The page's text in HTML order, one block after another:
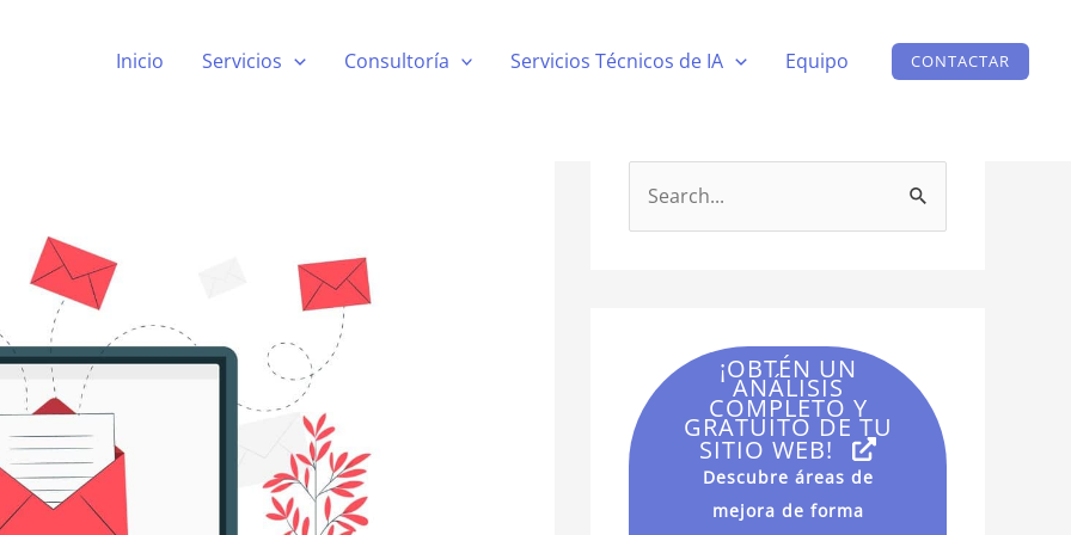
Inicio
Servicios Consultoría Servicios Técnicos de IA Equipo CONTACTAR
o
¡OBTÉN UN
ANÁLISIS
COMPLETO Y
GRATUITO DE TU
SITIO WEB!
Descubre áreas de
mejora de forma